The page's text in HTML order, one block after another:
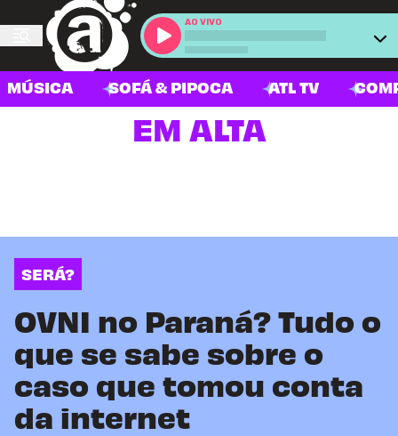
AO VIVO
MÚSICA SOFÁ & PIPOCA ATL TV
EM ALTA
SERÁ?
OVNI no Paraná? Tudo o
que se sabe sobre o
caso que tomou conta
da internet